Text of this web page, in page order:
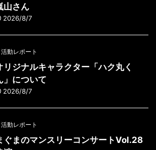
山さん
2026/8/7
活動レポート
リジナルキャラクター「ハク丸く
」について
2026/8/7
活動レポート
ぐまのマンスリーコンサートVol.28